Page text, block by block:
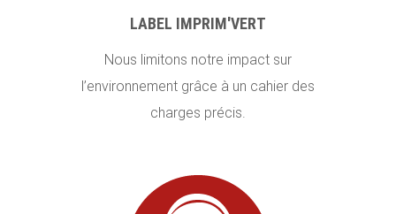
LABEL IMPRIM'VERT
Nous limitons notre impact sur
l’environnement grâce à un cahier des
charges précis.